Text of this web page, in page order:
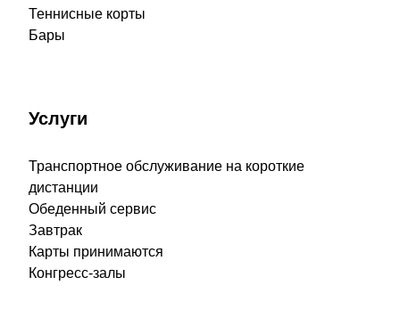
Теннисные корты
Бары
Услуги
Транспортное обслуживание на короткие
дистанции
Обеденный сервис
Завтрак
Карты принимаются
Конгресс-залы